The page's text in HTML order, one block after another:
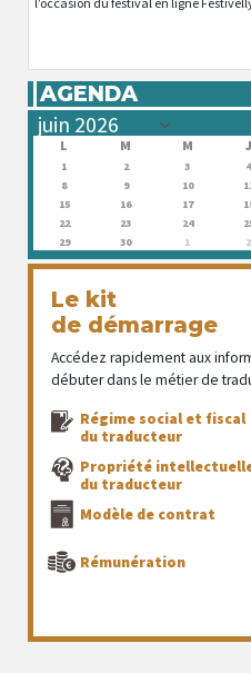
AGENDA
L M M J
1 2 3 4
8
9 10
15
16 17
22
23 24
29
30 1 2
Le kit
de démarrage
Accédez rapidement aux
débuter dans le métier de
Régime social et fiscal
du traducteur
Propriété
du traducteur
Modèle de contrat
Rémunération